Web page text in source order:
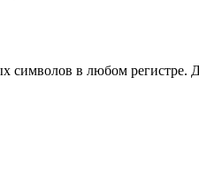
символов в любом регистре.